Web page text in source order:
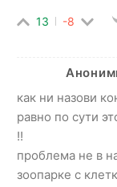
13 -8
как ни назови
равно по сути
!!
проблема не в
зоопарке с